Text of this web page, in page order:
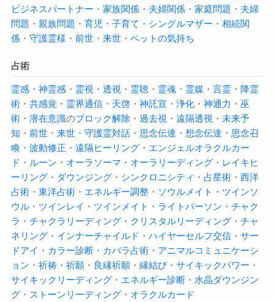
ビジネスパートナー ・ 家族関係・ 夫婦関係・ 家庭問題 ・ 夫婦
問題 ・ 親族問題 ・ 育児 ・ 子育て ・ シングルマザー ・ 相続関
係・ 守護霊様 ・ 前世・ 来世・ ペットの気持ち
占術
霊感・ 神霊感・ 霊視 ・ 透視 ・ 霊聴・ 霊魂・ 霊媒 ・ 言霊・ 降霊
術・ 共感覚 ・ 霊界通信・ 天啓・ 神託宣 ・ 浄化・ 神通力 ・ 巫
術・ 潜在意識のブロック解除・ 過去視 ・ 遠隔透視 ・ 未来予
知 ・ 前世・ 来世・ 守護霊対話・ 思念伝達 ・ 想念伝達 ・ 思念召
喚 ・ 波動修正 ・ 遠隔ヒーリング・ エンジェルオラクルカー
ド ・ ルーン ・ オーラソーマ ・ オーラ リーディング・ レイキヒ
ーリング・ ダウンジング・ シンクロニシティ ・ 占星術・ 西洋
占術・ 東洋占術・ エネルギー調整・ ソウルメイト ・ ツインソ
ウル・ ツインレイ ・ ツインメイト ・ ライトパーソン ・ チャク
ラ ・ チャクラ リーディング・ クリスタルリーディング・ チャ
ネリング・ インナーチャイルド ・ ハイヤーセルフ交信・ サー
ドアイ ・ カラー診断・ カバラ占術・ アニマルコミュニケーシ
ョン ・ 祈祷・ 祈願・ 良縁祈願・ 縁結び・ サイキックパワー ・
サイキック リーディング・ エネルギー診断・ 水晶ダウンジン
グ・ ストーンリーディング・ オラクルカード